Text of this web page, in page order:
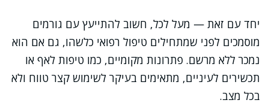
יחד עם זאת — מעל לכל, חשוב להתייעץ עם גורמים
מוסמכים לפני שמתחילים טיפול רפואי כלשהו, גם אם הוא
נמכר ללא מרשם. פתרונות מקומיים, כמו טיפות לאף או
תכשירים לעיניים, מתאימים בעיקר לשימוש קצר טווח ולא
בכל מצב.